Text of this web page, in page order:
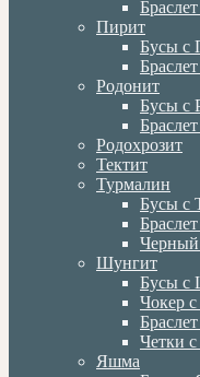
Пирит
Бусы с
Родонит
Бусы с
Родохрозит
Тектит
Турмалин
Бусы с
Шунгит
Бусы с
Чокер
Четки
Яшма